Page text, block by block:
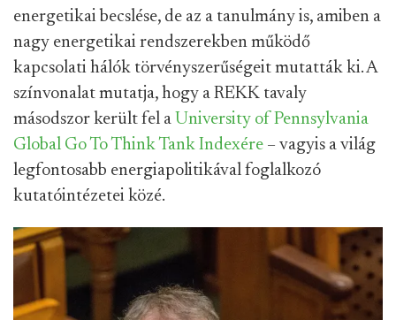
energetikai becslése, de az a tanulmány is, amiben a
nagy energetikai rendszerekben működő
kapcsolati hálók törvényszerűségeit mutatták ki. A
színvonalat mutatja, hogy a REKK tavaly
másodszor került fel a University of Pennsylvania
Global Go To Think Tank Indexére – vagyis a világ
legfontosabb energiapolitikával foglalkozó
kutatóintézetei közé.